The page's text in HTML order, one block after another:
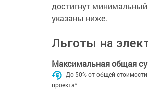
достигнут
указаны ниже.
Льготы на
Максимальная общая
До 50% от общей стоимости
проекта*